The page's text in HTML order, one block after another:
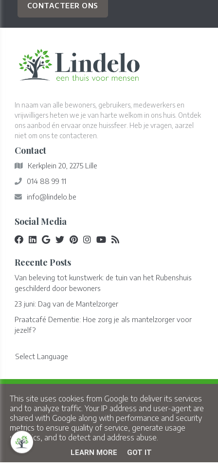
CONTACTEER ONS
In naam van alle bewoners, gebruikers, medewerkers en
vrijwilligers heten we je van harte welkom in ons huis. Ontdek
ons aanbod én ervaar onze huissfeer. Heb je vragen, aarzel
niet om ons te contacteren.
Contact
Kerkplein 20, 2275 Lille
014 88 99 11
info@lindelo.be
Social Media
Recente Posts
Van beleving tot kunstwerk: de tuin van het Rubenshuis
geschilderd door bewoners
23 juni: Dag van de Mantelzorger
Praatcafé Dementie: Hoe zorg je als mantelzorger voor
jezelf?
Select Language
Privacy & Cookies| UP-TO-DATE WebDesign
This site uses cookies from Google to deliver its services
and to analyze traffic. Your IP address and user-agent are
shared with Google along with performance and security
metrics to ensure quality of service, generate usage
statistics, and to detect and address abuse.
LEARN MORE GOT IT